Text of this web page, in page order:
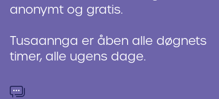
anonymt og gratis.
Tusaannga er åben alle døgnets
timer, alle ugens dage.